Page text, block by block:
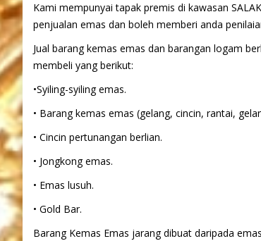
Kami mempunyai tapak premis di kawasan
penjualan emas dan boleh memberi anda
Jual barang kemas emas dan barangan logam
membeli yang berikut:
•Syiling-syiling emas.
• Barang kemas emas (gelang, cincin, rantai,
• Cincin pertunangan berlian.
• Jongkong emas.
• Emas lusuh.
• Gold Bar.
Barang Kemas Emas jarang dibuat daripada